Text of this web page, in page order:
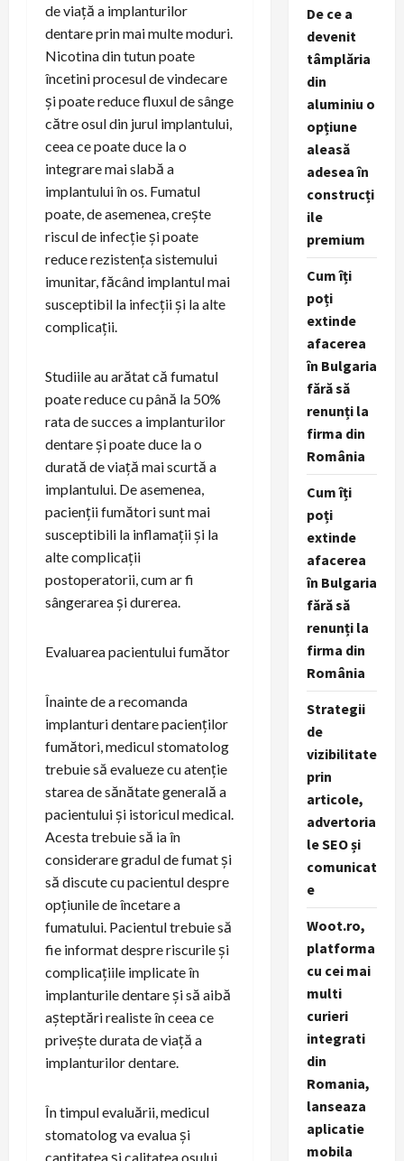
de viață a implanturilor
dentare prin mai multe moduri.
Nicotina din tutun poate
încetini procesul de vindecare
și poate reduce fluxul de sânge
către osul din jurul implantului,
ceea ce poate duce la o
integrare mai slabă a
implantului în os. Fumatul
poate, de asemenea, crește
riscul de infecție și poate
reduce rezistența sistemului
imunitar, făcând implantul mai
susceptibil la infecții și la alte
complicații.
Studiile au arătat că fumatul
poate reduce cu până la 50%
rata de succes a implanturilor
dentare și poate duce la o
durată de viață mai scurtă a
implantului. De asemenea,
pacienții fumători sunt mai
susceptibili la inflamații și la
alte complicații
postoperatorii, cum ar fi
sângerarea și durerea.
Evaluarea pacientului fumător
Înainte de a recomanda
implanturi dentare pacienților
fumători, medicul stomatolog
trebuie să evalueze cu atenție
starea de sănătate generală a
pacientului și istoricul medical.
Acesta trebuie să ia în
considerare gradul de fumat și
să discute cu pacientul despre
opțiunile de încetare a
fumatului. Pacientul trebuie să
fie informat despre riscurile și
complicațiile implicate în
implanturile dentare și să aibă
așteptări realiste în ceea ce
privește durata de viață a
implanturilor dentare.
În timpul evaluării, medicul
stomatolog va evalua și
cantitatea și calitatea osului
De ce a
devenit
tâmplăria
din
aluminiu o
opțiune
aleasă
adesea în
construcți
ile
premium
Cum îți
poți
extinde
afacerea
în Bulgaria
fără să
renunți la
firma din
România
Cum îți
poți
extinde
afacerea
în Bulgaria
fără să
renunți la
firma din
România
Strategii
de
vizibilitate
prin
articole,
advertoria
le SEO și
comunicat
e
Woot.ro,
platforma
cu cei mai
multi
curieri
integrati
din
Romania,
lanseaza
aplicatie
mobila